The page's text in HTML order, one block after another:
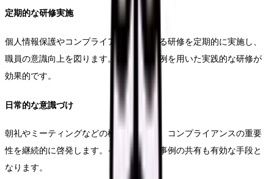
定期的な研修実施
個人情報保護やコンプライアンスに関する研修を定期的に実施し、
職員の意識向上を図ります。具体的な事例を用いた実践的な研修が
効果的です。
日常的な意識づけ
朝礼やミーティングなどの機会を活用し、コンプライアンスの重要
性を継続的に啓発します。インシデント事例の共有も有効な手段と
なります。